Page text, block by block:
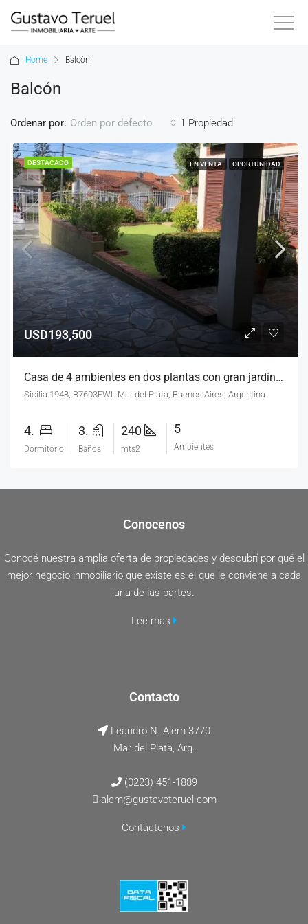
Home Balcón
Balcón
1 Propiedad
Ordenar por: Orden por defecto
DESTACADO EN VENTA OPORTUNIDAD
USD193,500
Casa de 4 ambientes en dos plantas con gran jardín. Zona Punta Mogotes.
Sicilia 1948, B7603EWL Mar del Plata, Buenos Aires, Argentina
4.
Dormitorio
3.
Baños
240
mts2
5
Ambientes
Conocenos
Conocé nuestra amplia oferta de propiedades y descubrí por qué el
mejor negocio inmobiliario que existe es el que le conviene a cada
una de las partes.
Lee mas
Contacto
Leandro N. Alem 3770
Mar del Plata, Arg.
(0223) 451-1889
alem@gustavoteruel.com
Contáctenos